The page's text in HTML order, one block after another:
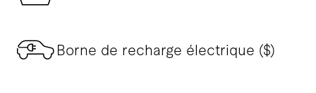
Borne de recharge électrique ($)